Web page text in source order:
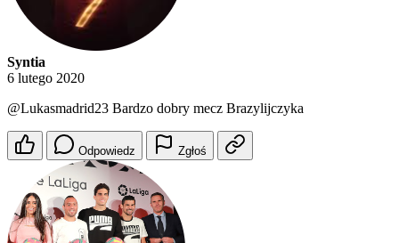
Syntia
6 lutego 2020
@Lukasmadrid23 Bardzo dobry mecz Brazylijczyka
Odpowiedz Zgłoś